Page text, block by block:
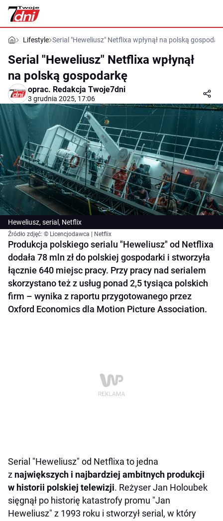
Lifestyle Serial "Heweliusz" Netflixa wpłynął na polską
Serial "Heweliusz" Netflixa wpłynął
na polską gospodarkę
oprac. Redakcja Twoje7dni
3 grudnia 2025, 17:06
Heweliusz, serial, Netflix
Źródło zdjęć: © Licencjodawca | Netflix
Produkcja polskiego serialu "Heweliusz" od Netflixa
dodała 78 mln zł do polskiej gospodarki i stworzyła
łącznie 640 miejsc pracy. Przy pracy nad serialem
skorzystano też z usług ponad 2,5 tysiąca polskich
firm – wynika z raportu przygotowanego przez
Oxford Economics dla Motion Picture Association.
Serial "Heweliusz" od Netflixa to jedna
z największych i najbardziej ambitnych produkcji
w historii polskiej telewizji. Reżyser Jan Holoubek
sięgnął po historię katastrofy promu "Jan
Heweliusz" z 1993 roku i stworzył serial, w który